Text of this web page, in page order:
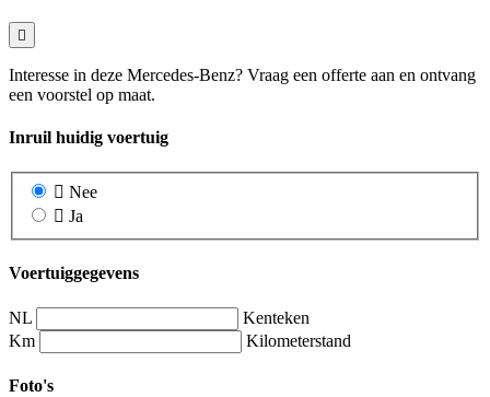
Interesse in deze Mercedes-Benz? Vraag een offerte aan en ontvang
een voorstel op maat.
Inruil huidig voertuig
Nee
Ja
Voertuiggegevens
NL
Kenteken
Km
Kilometerstand
Foto's